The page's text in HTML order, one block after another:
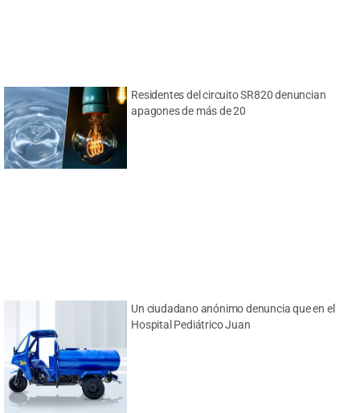
Residentes del circuito SR820 denuncian
apagones de más de 20
Un ciudadano anónimo denuncia que en el
Hospital Pediátrico Juan